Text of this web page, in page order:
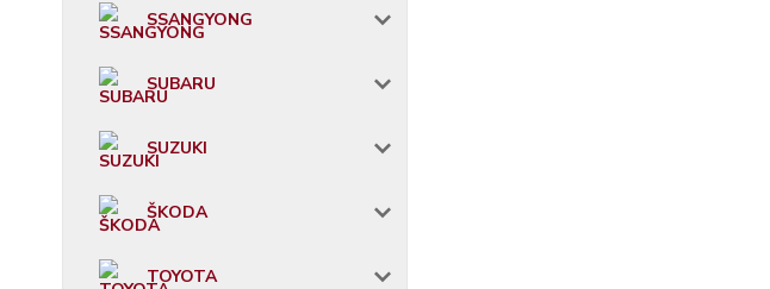
SSANGYONG
SUBARU
SUZUKI
ŠKODA
TOYOTA